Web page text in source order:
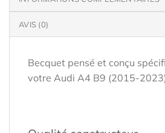
AVIS (0)
Becquet pensé et conçu
votre Audi A4 B9 (2015-